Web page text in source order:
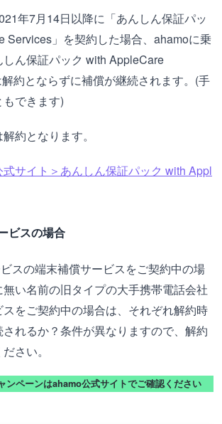
年7月14日以降に「あんしん保証パッ
Services」を契約した場合、ahamoに乗
しん保証パック with AppleCare
約とならずに補償が継続されます。(手
できます)
約となります。
式サイト＞あんしん保証パック with Appl
ビスの場合
スの端末補償サービスをご契約中の場
い名前の旧タイプの大手携帯電話会社
をご契約中の場合は、それぞれ解約時
れるか？条件が異なりますので、解約
さい。
ンペーンはahamo公式サイトでご確認ください